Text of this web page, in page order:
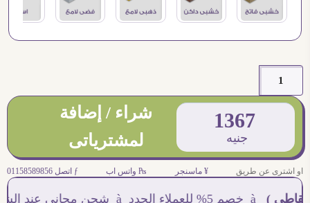
1367
جنيه
شراء / إضافة
لمشترياتى
او اشترى عن طريق ¥ ماسنجر ₧ واتس اب ƒ اتصل 01158589856
)à خصم 5% للعملاء الجدد à شحن مجانى عند الشراء ب 4000 جنيه à